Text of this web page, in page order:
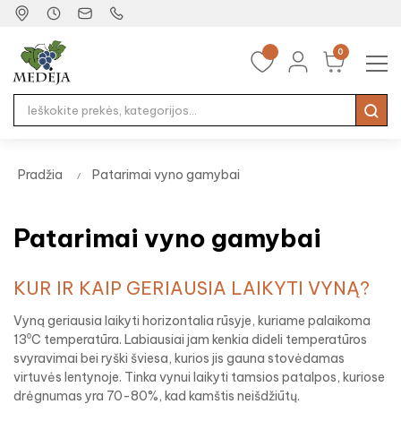
0
☰
Pradžia Patarimai vyno gamybai
Patarimai vyno gamybai
KUR IR KAIP GERIAUSIA LAIKYTI VYNĄ?
Vyną geriausia laikyti horizontalia rūsyje, kuriame palaikoma
13⁰C temperatūra. Labiausiai jam kenkia dideli temperatūros
svyravimai bei ryški šviesa, kurios jis gauna stovėdamas
virtuvės lentynoje. Tinka vynui laikyti tamsios patalpos, kuriose
drėgnumas yra 70-80%, kad kamštis neišdžiūtų.